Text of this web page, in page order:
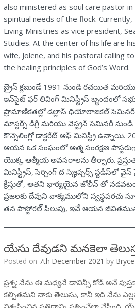
also ministered as soul care pastor
spiritual needs of the flock.
Living Ministries as vice president,
Studies. At the center of his life are
wife, Jolene, and his pastoral calling
the healing principles of God’s Word.
బ్రైస్ క్లబుండే 1991 నుండి రచయిత
ఇన్‌సైట్ ఫర్ లివింగ్ మినిస్ట్రీస్ బృందంలో
ప్రామాణికతల్లో డల్లాస్ థియోలాజికల్ సెమినరీ
మాస్టర్స్ డిగ్రీ మరియు వెస్ట్రన్ సెమినరీ
కౌన్సెలింగ్లో డాక్టరేట్ ఆఫ్ మినిస్ట్రీ ఉన్నాయి.
ఆయన ఒక సంఘంలో ఆత్మ సంరక్షణ
యొక్క ఆత్మీయ అవసరాలను తీర్చారు.
మినిస్ట్రీస్, సెర్చింగ్ ద స్క్రిప్చర్స్ స్టడీస్‌లో
క్రీస్తుతో, అతని భార్యయైన జోలీన్ తో
ప్రజలకు దేవుని వాక్యములోని
తన పాస్టోరల్ పిలుపు, ఇవే ఆయన
యేసు దేవుడని మనకెలా
Posted on 7th December 2021 by
ప్రశ్న: నేను ఈ మధ్యనే డావిన్సీ కోడ్ అనే
కల్పితమని నాకు తెలుసు, కానీ ఇది నేను